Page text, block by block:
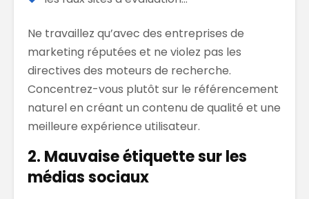
Ne travaillez qu’avec des entreprises de
marketing réputées et ne violez pas les
directives des moteurs de recherche.
Concentrez-vous plutôt sur le référencement
naturelen créant un contenu de qualité et une
meilleure expérience utilisateur.
2. Mauvaise étiquette sur les
médias sociaux